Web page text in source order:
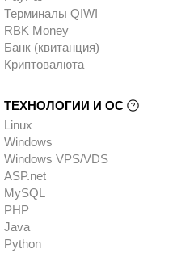
Терминалы QIWI
RBK Money
Банк (квитанция)
Криптовалюта
ТЕХНОЛОГИИ И ОС
Linux
Windows
Windows VPS/VDS
ASP.net
MySQL
PHP
Java
Python